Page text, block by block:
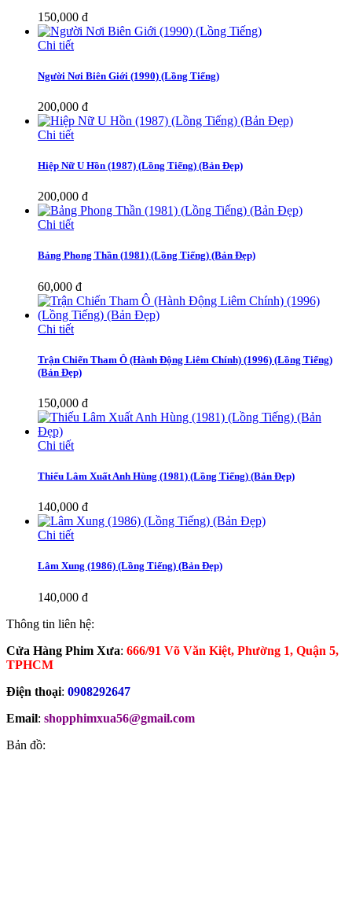
150,000 đ
Chi tiết
Người Nơi Biên Giới (1990) (Lồng Tiếng)
200,000 đ
Chi tiết
Hiệp Nữ U Hồn (1987) (Lồng Tiếng) (Bản Đẹp)
200,000 đ
Chi tiết
Bảng Phong Thần (1981) (Lồng Tiếng) (Bản Đẹp)
60,000 đ
Chi tiết
Trận Chiến Tham Ô (Hành Động Liêm Chính) (1996) (Lồng Tiếng)
(Bản Đẹp)
150,000 đ
Chi tiết
Thiếu Lâm Xuất Anh Hùng (1981) (Lồng Tiếng) (Bản Đẹp)
140,000 đ
Chi tiết
Lâm Xung (1986) (Lồng Tiếng) (Bản Đẹp)
140,000 đ
Thông tin liên hệ:
Cửa Hàng Phim Xưa: 666/91 Võ Văn Kiệt, Phường 1, Quận 5,
TPHCM
Điện thoại: 0908292647
Email: shopphimxua56@gmail.com
Bản đồ: